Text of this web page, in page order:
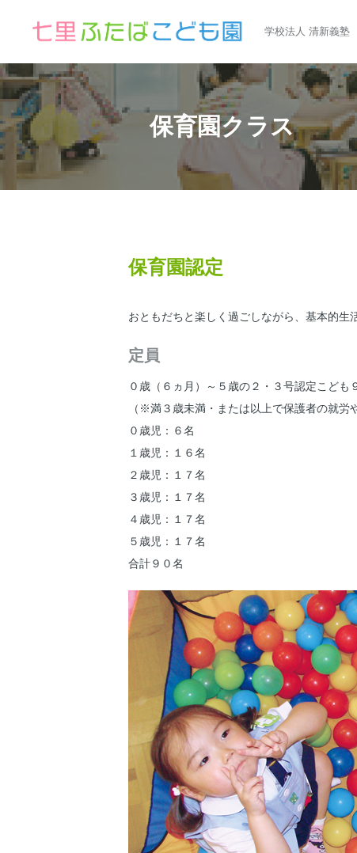
学校法人 清新義塾
保育園クラス
保育園認定
おともだちと楽しく過ごしながら、基本的生
定員
０歳（６ヵ月）～５歳の２・３号認定こども
（※満３歳未満・または以上で保護者の就労
０歳児：６名
１歳児：１６名
２歳児：１７名
３歳児：１７名
４歳児：１７名
５歳児：１７名
合計９０名